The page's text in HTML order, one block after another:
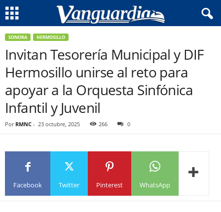
SONORA HERMOSILLO
Invitan Tesorería Municipal y DIF
Hermosillo unirse al reto para
apoyar a la Orquesta Sinfónica
Infantil y Juvenil
Por RMNC - 23 octubre, 2025 266 0
Facebook Twitter Pinterest WhatsApp